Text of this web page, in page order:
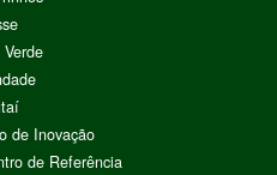
de Inovação
de Referência